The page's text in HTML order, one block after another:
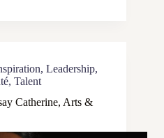
, Leadership,
, Talent
Catherine, Arts &